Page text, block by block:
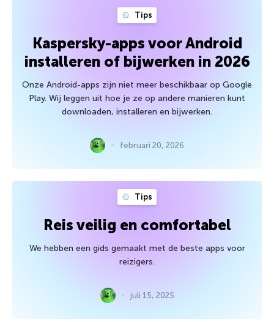
Tips
Kaspersky-apps voor Android
installeren of bijwerken in 2026
Onze Android-apps zijn niet meer beschikbaar op Google
Play. Wij leggen uit hoe je ze op andere manieren kunt
downloaden, installeren en bijwerken.
februari 20, 2026
Tips
Reis veilig en comfortabel
We hebben een gids gemaakt met de beste apps voor
reizigers.
juli 15, 2025